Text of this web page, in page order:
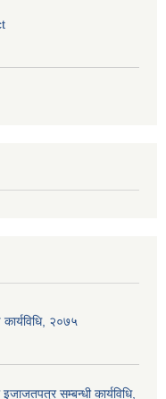
२०७५
सम्बन्धी कार्यविधि,